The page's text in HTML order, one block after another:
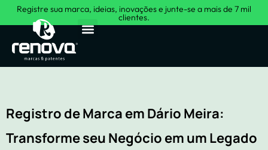
Registre sua marca, ideias, inovações e junte-se a mais de 7 mil
clientes.
Registro de Marca em Dário Meira:
Transforme seu Negócio em um Legado